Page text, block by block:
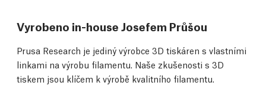
Vyrobeno in-house Josefem Průšou
Prusa Research je jediný výrobce 3D tiskáren s vlastními
linkami na výrobu filamentu. Naše zkušenosti s 3D
tiskem jsou klíčem k výrobě kvalitního filamentu.